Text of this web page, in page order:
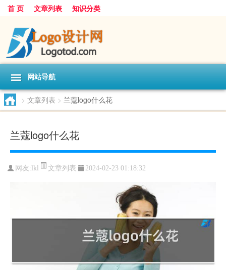
首 页 文章列表 知识分类
网站导航
> 文章列表 > 兰蔻logo什么花
兰蔻logo什么花
网友: lkl 文章列表 2024-02-23 01:18:32